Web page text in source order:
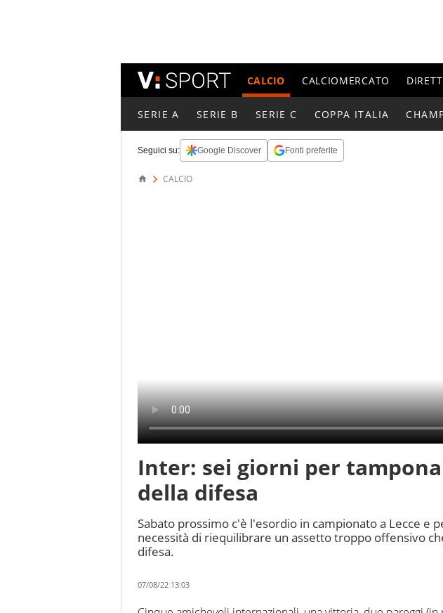
CALCIO CALCIOMERCATO
SERIE A SERIE B SERIE C COPPA ITALIA
Seguici su: Google Discover Fonti preferite
CALCIO
Inter: sei giorni per
della difesa
Sabato prossimo c'è l'esordio in campionato a Lecce e
necessità di riequilibrare un assetto troppo offensivo
difesa.
07/08/22 13:03